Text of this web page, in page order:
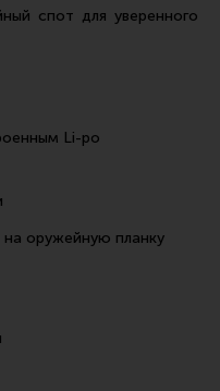
спот для уверенного
Li-po
оружейную планку